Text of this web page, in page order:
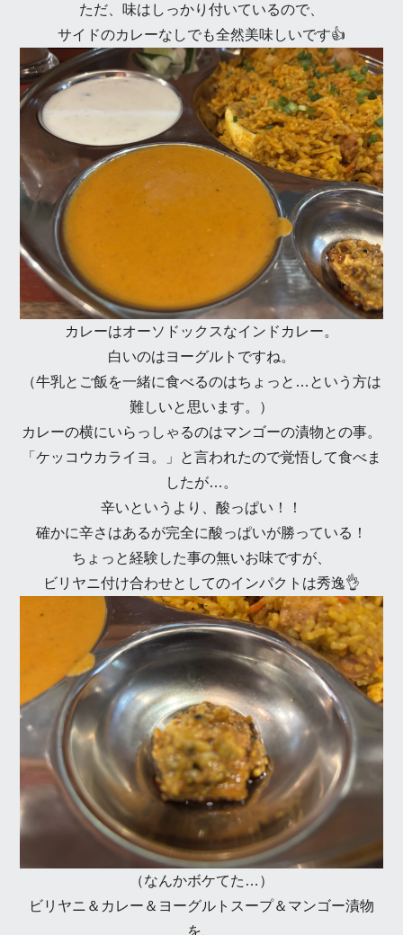
ただ、味はしっかり付いているので、
サイドのカレーなしでも全然美味しいです👍
カレーはオーソドックスなインドカレー。
白いのはヨーグルトですね。
（牛乳とご飯を一緒に食べるのはちょっと…という方は
難しいと思います。）
カレーの横にいらっしゃるのはマンゴーの漬物との事。
「ケッコウカライヨ。」と言われたので覚悟して食べま
したが…。
辛いというより、酸っぱい！！
確かに辛さはあるが完全に酸っぱいが勝っている！
ちょっと経験した事の無いお味ですが、
ビリヤニ付け合わせとしてのインパクトは秀逸👌
（なんかボケてた…）
ビリヤニ＆カレー＆ヨーグルトスープ＆マンゴー漬物
を、